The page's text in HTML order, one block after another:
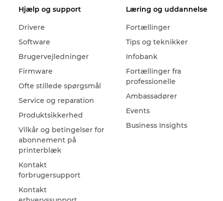
Hjælp og support
Drivere
Software
Brugervejledninger
Firmware
Ofte stillede spørgsmål
Service og reparation
Produktsikkerhed
Vilkår og betingelser for
abonnement på
printerblæk
Kontakt
forbrugersupport
Kontakt
Læring og uddannelse
Fortællinger
Tips og teknikker
Infobank
Fortællinger fra
professionelle
Ambassadører
Events
Business Insights